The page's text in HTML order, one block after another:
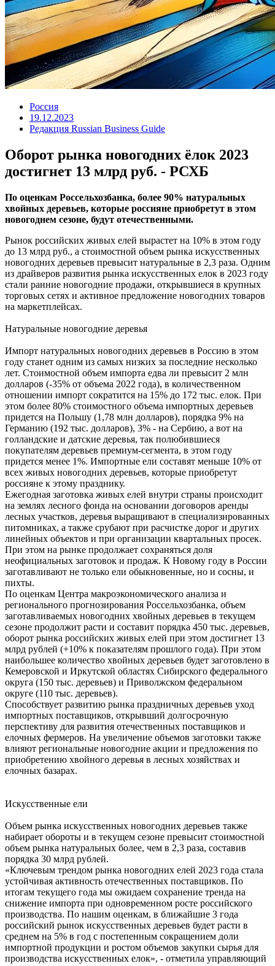
Россия
19.12.2023
Редакция Russian Business Guide
Оборот рынка новогодних ёлок 2023
достигнет 13 млрд руб. - РСХБ
По оценкам Россельхозбанка, более 90% натуральных
хвойных деревьев, которые россияне приобретут в этом
новогоднем сезоне, будут отечественными.
Рынок российских живых елей вырастет на 10% в этом году
до 13 млрд руб., а стоимостной объем рынка искусственных
новогодних деревьев превысит натуральные в 2,3 раза. Одним
из драйверов развития рынка искусственных елок в 2023 году
стали ранние новогодние продажи, открывшиеся в крупных
торговых сетях и активное предложение новогодних товаров
на маркетплейсах.
Натуральные новогодние деревья
Импорт натуральных новогодних деревьев в Россию в этом
году станет одним из самых низких за последние несколько
лет. Стоимостной объем импорта едва ли превысит 2 млн
долларов (-35% от объема 2022 года), в количественном
отношении импорт сократится на 15% до 172 тыс. елок. При
этом более 80% стоимостного объема импортных деревьев
придется на Польшу (1,78 млн долларов), порядка 9% на
Германию (192 тыс. долларов), 3% - на Сербию, а вот на
голландские и датские деревья, так полюбившиеся
покупателям деревьев премиум-сегмента, в этом году
придется менее 1%. Импортные ели составят меньше 10% от
всех живых новогодних деревьев, которые приобретут
россияне к этому празднику.
Ежегодная заготовка живых елей внутри страны происходит
на землях лесного фонда на основании договоров аренды
лесных участков, деревья выращивают в специализированных
питомниках, а также срубают при расчистке дорог и других
линейных объектов и при организации квартальных просек.
При этом на рынке продолжает сохраняться доля
неофициальных заготовок и продаж. К Новому году в России
заготавливают не только ели обыкновенные, но и сосны, и
пихты.
По оценкам Центра макроэкономического анализа и
регионального прогнозирования Россельхозбанка, объем
заготавливаемых новогодних хвойных деревьев в текущем
сезоне продолжит расти и составит порядка 450 тыс. деревьев,
оборот рынка российских живых елей при этом достигнет 13
млрд рублей (+10% к показателям прошлого года). При этом
наибольшее количество хвойных деревьев будет заготовлено в
Кемеровской и Иркутской областях Сибирского федерального
округа (150 тыс. деревьев) и Приволжском федеральном
округе (110 тыс. деревьев).
Способствует развитию рынка праздничных деревьев уход
импортных поставщиков, открывший долгосрочную
перспективу для развития отечественных поставщиков и
елочных фермеров. На увеличение объемов заготовки также
влияют региональные новогодние акции и предложения по
приобретению хвойного деревья в лесных хозяйствах и
елочных базарах.
Искусственные ели
Объем рынка искусственных новогодних деревьев также
набирает обороты и в текущем сезоне превысит стоимостной
объем рынка натуральных более, чем в 2,3 раза, составив
порядка 30 млрд рублей.
«Ключевым трендом рынка новогодних елей 2023 года стала
устойчивая активность отечественных поставщиков. По
итогам текущего года мы ожидаем сохранение тренда на
снижение импорта при одновременном росте российского
производства. По нашим оценкам, в ближайшие 3 года
российский рынок искусственных деревьев будет расти в
среднем на 5% в год с постепенным сокращением доли
импортной продукции и ростом объемов закупки сырья для
производства искусственных елок», - отметила управляющий